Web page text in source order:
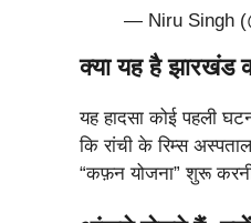
— Niru Singh
क्या यह है झारखंड
यह हादसा कोई पहली
कि रांची के रिम्स
“कफ़न योजना” शुरू